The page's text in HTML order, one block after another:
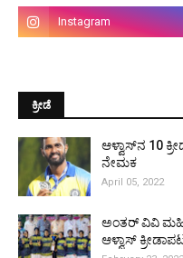
ಕ್ರೀಡೆ
ಆಳ್ವಾಸ್‌ನ 10
ನೇಮಕ
April 05, 2022
ಅಂತರ್ ವಿವಿ
ಆಳ್ವಾಸ್